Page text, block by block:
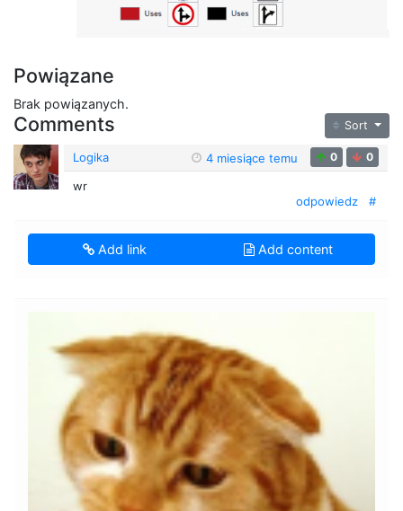
Powiązane
Brak powiązanych.
Comments Sort
Logika 4 miesiące temu 0 0
wr
odpowiedz
#
Add link Add content